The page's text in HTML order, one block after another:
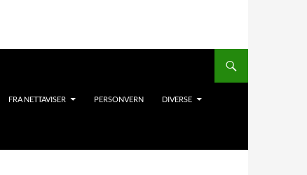
FRA NETTAVISER PERSONVERN DIVERSE